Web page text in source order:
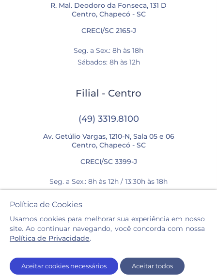
R. Mal. Deodoro da Fonseca, 131 D
Centro, Chapecó - SC
CRECI/SC 2165-J
Seg. a Sex.: 8h às 18h
Sábados: 8h às 12h
Filial - Centro
(49) 3319.8100
Av. Getúlio Vargas, 1210-N, Sala 05 e 06
Centro, Chapecó - SC
CRECI/SC 3399-J
Seg. a Sex.: 8h às 12h / 13:30h às 18h
Sábados: 8h às 12h
Casa Imóveis © 2026. Todos os direitos reservados.
Política de privacidade e cookies.
Política de Cookies
Usamos cookies para melhorar sua experiência em nosso
site. Ao continuar navegando, você concorda com nossa
Política de Privacidade.
Aceitar cookies necessários Aceitar todos